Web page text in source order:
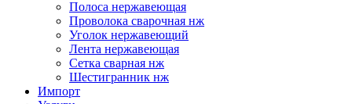
Полоса нержавеющая
Проволока сварочная нж
Уголок нержавеющий
Лента нержавеющая
Сетка сварная нж
Шестигранник нж
Импорт